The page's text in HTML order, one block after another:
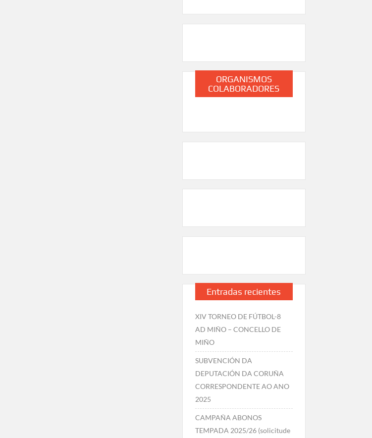
ORGANISMOS
COLABORADORES
Entradas recientes
XIV TORNEO DE FÚTBOL-8
AD MIÑO – CONCELLO DE
MIÑO
SUBVENCIÓN DA
DEPUTACIÓN DA CORUÑA
CORRESPONDENTE AO ANO
2025
CAMPAÑA ABONOS
TEMPADA 2025/26 (solicitude